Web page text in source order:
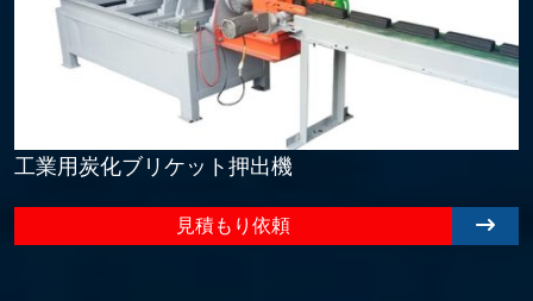
工業用炭化ブリケット押出機
見積もり依頼